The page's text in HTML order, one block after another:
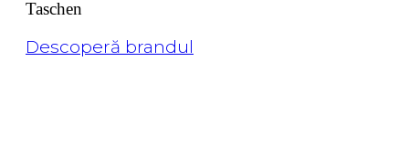
Taschen
Descoperă brandul